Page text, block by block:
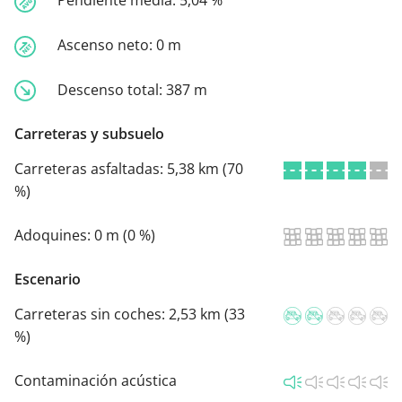
Ascenso neto: 0 m
Descenso total: 387 m
Carreteras y subsuelo
Carreteras asfaltadas: 5,38 km (70
%)
Adoquines: 0 m (0 %)
Escenario
Carreteras sin coches: 2,53 km (33
%)
Contaminación acústica